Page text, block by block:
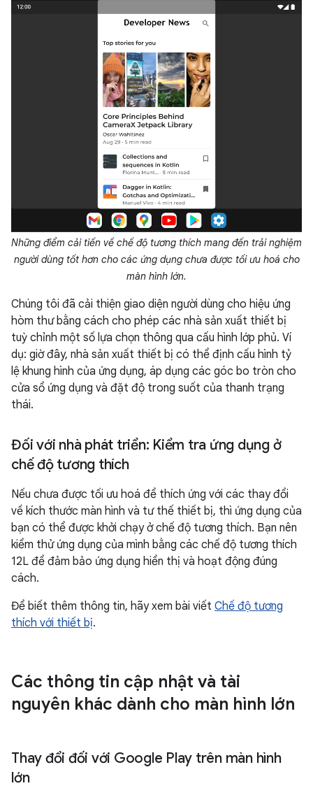
Những điểm cải tiến về chế độ tương thích mang đến trải nghiệm
người dùng tốt hơn cho các ứng dụng chưa được tối ưu hoá cho
màn hình lớn.
Chúng tôi đã cải thiện giao diện người dùng cho hiệu ứng
hòm thư bằng cách cho phép các nhà sản xuất thiết bị
tuỳ chỉnh một số lựa chọn thông qua cấu hình lớp phủ. Ví
dụ: giờ đây, nhà sản xuất thiết bị có thể định cấu hình tỷ
lệ khung hình của ứng dụng, áp dụng các góc bo tròn cho
cửa sổ ứng dụng và đặt độ trong suốt của thanh trạng
thái.
Đối với nhà phát triển: Kiểm tra ứng dụng ở
chế độ tương thích
Nếu chưa được tối ưu hoá để thích ứng với các thay đổi
về kích thước màn hình và tư thế thiết bị, thì ứng dụng của
bạn có thể được khởi chạy ở chế độ tương thích. Bạn nên
kiểm thử ứng dụng của mình bằng các chế độ tương thích
12L để đảm bảo ứng dụng hiển thị và hoạt động đúng
cách.
Để biết thêm thông tin, hãy xem bài viết Chế độ tương
thích với thiết bị.
Các thông tin cập nhật và tài
nguyên khác dành cho màn hình lớn
Thay đổi đối với Google Play trên màn hình
lớn